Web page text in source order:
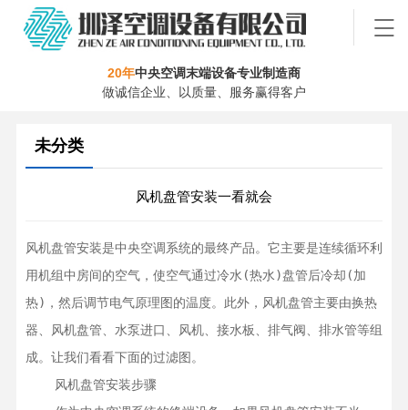
20年中央空调末端设备专业制造商
做诚信企业、以质量、服务赢得客户
未分类
风机盘管安装一看就会
风机盘管安装是中央空调系统的最终产品。它主要是连续循环利
用机组中房间的空气，使空气通过冷水(热水)盘管后冷却(加
热)，然后调节电气原理图的温度。此外，风机盘管主要由换热
器、风机盘管、水泵进口、风机、接水板、排气阀、排水管等组
成。让我们看看下面的过滤图。